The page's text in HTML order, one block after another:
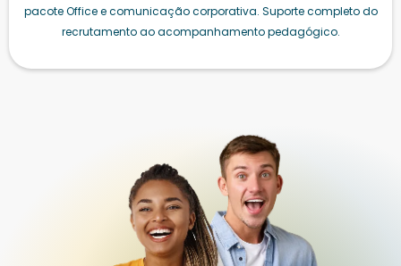
pacote Office e comunicação corporativa. Suporte completo do
recrutamento ao acompanhamento pedagógico.